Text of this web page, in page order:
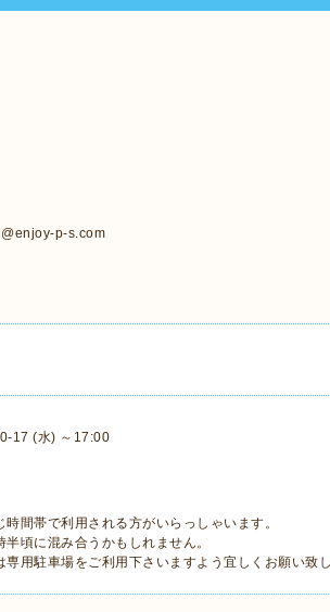
p-s.com
17 (水) ～17:00
間帯で利用される方がいらっしゃいます。
頃に混み合うかもしれません。
専用駐車場をご利用下さいますよう宜しくお願い致